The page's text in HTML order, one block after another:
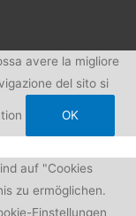
avere la migliore
del sito si
OK
auf "Cookies
zu ermöglichen.
Einstellungen